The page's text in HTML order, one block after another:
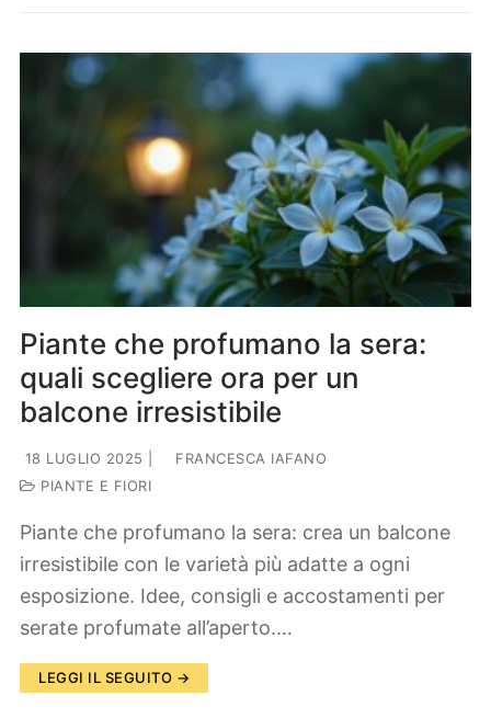
Piante che profumano la sera:
quali scegliere ora per un
balcone irresistibile
18 LUGLIO 2025
FRANCESCA IAFANO
PIANTE E FIORI
Piante che profumano la sera: crea un balcone
irresistibile con le varietà più adatte a ogni
esposizione. Idee, consigli e accostamenti per
serate profumate all’aperto.…
LEGGI IL SEGUITO →